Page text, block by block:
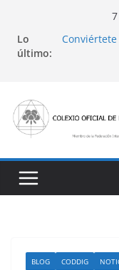
contenido
Lo
último:
Conviértete
Ayudas
San
BLOG CODDIG